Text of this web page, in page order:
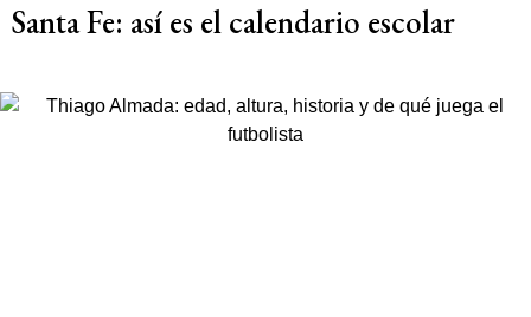
Santa Fe: así es el calendario escolar